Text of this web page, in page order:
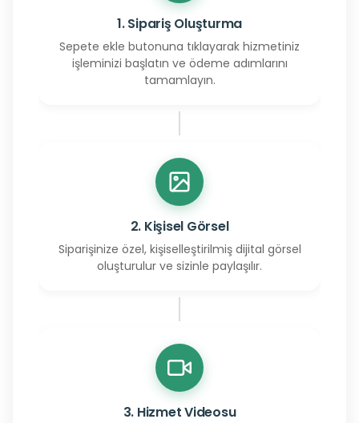
1. Sipariş Oluşturma
Sepete ekle butonuna tıklayarak hizmetiniz
işleminizi başlatın ve ödeme adımlarını
tamamlayın.
2. Kişisel Görsel
Siparişinize özel, kişiselleştirilmiş dijital görsel
oluşturulur ve sizinle paylaşılır.
3. Hizmet Videosu